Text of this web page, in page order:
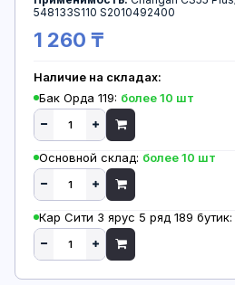
548133S110 S2010492400
1 260 ₸
Наличие на складах:
Бак Орда 119: более 10 шт
Основной склад: более 10 шт
Кар Сити 3 ярус 5 ряд 189 бутик: